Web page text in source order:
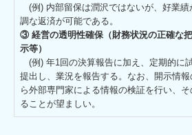
(例) 内部留保は潤沢ではないが、好業績
調な返済が可能である。
③ 経営の透明性確保（財務状況の正確な
示等）
(例) 年1回の決算報告に加え、定期的に
提出し、業況を報告する。なお、開示情
ら外部専門家による情報の検証を行い、
ることが望ましい。